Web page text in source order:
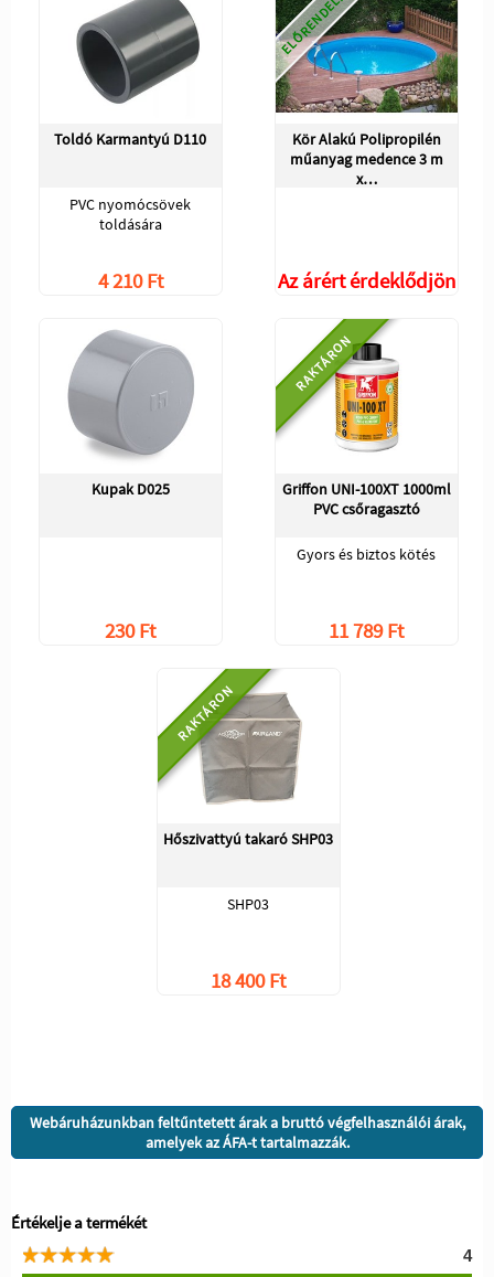
Toldó Karmantyú D110
PVC nyomócsövek
toldására
4 210 Ft
Kör Alakú Polipropilén
műanyag medence 3 m
x…
Az árért érdeklődjön
Kupak D025
230 Ft
RAKTÁRON
Griffon UNI-100XT 1000ml
PVC csőragasztó
Gyors és biztos kötés
11 789 Ft
RAKTÁRON
Hőszivattyú takaró SHP03
SHP03
18 400 Ft
Webáruházunkban feltűntetett árak a bruttó végfelhasználói árak,
amelyek az ÁFA-t tartalmazzák.
Értékelje a termékét
4